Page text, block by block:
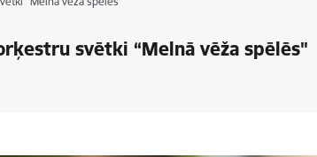
svētki “Melnā vēža spēlēs"